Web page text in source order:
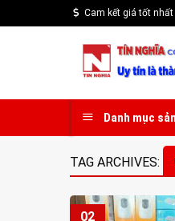
to
Cam kết giá tốt nhất
Danh mục
TAG ARCHIVES:
02